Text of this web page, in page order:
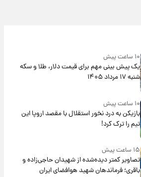
۱۰ ساعت پیش
یک پیش ‌بینی مهم برای قیمت دلار، طلا و سکه
شنبه ۱۷ مرداد ۱۴۰۵
۱۰ ساعت پیش
بازیکن به درد نخور استقلال با مقصد اروپا این
تیم را ترک کرد!
۱۵ ساعت پیش
تصاویر کمتر دیده‌شده از شهیدان حاجی‌زاده و
باقری؛ فرماندهان شهید هوافضای ایران